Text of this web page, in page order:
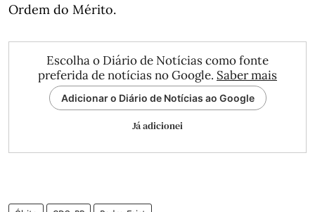
Ordem do Mérito.
Escolha o Diário de Notícias como fonte
preferida de notícias no Google. Saber mais
Adicionar o Diário de Notícias ao Google
Já adicionei